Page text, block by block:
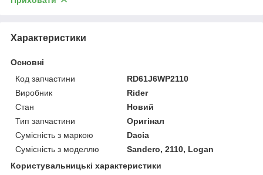
Характеристики
Основні
Код запчастини
RD61J6WP2110
Виробник
Rider
Стан
Новий
Тип запчастини
Оригінал
Сумісність з маркою
Dacia
Сумісність з моделлю
Sandero, 2110, Logan
Користувальницькі характеристики